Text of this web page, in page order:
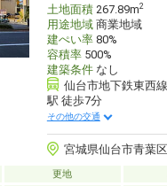
土地面積267.89m2
用途地域商業地域
建ぺい率80%
容積率500%
建築条件なし
仙台市地下鉄東西
駅 徒歩7分
その他の交通
宮城県仙台市青葉
更地